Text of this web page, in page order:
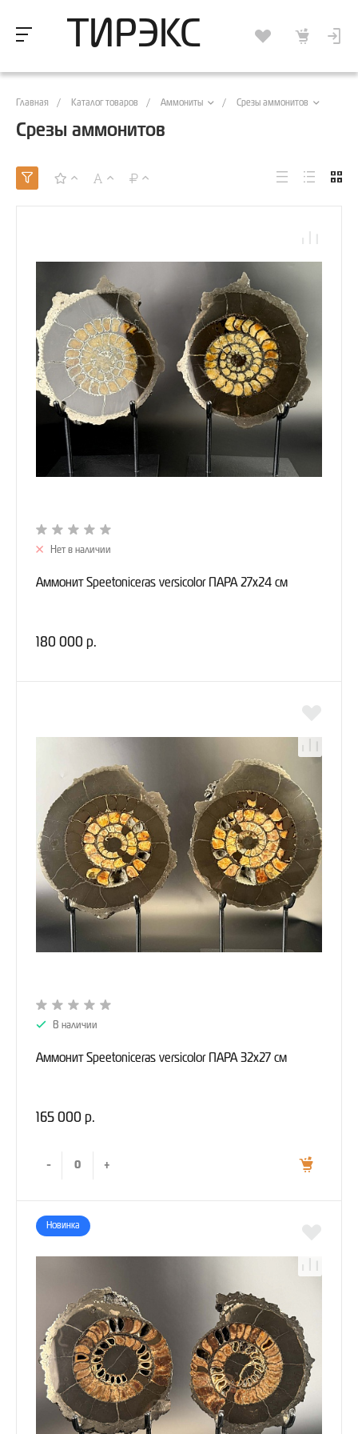
ТИРЭКС
Главная / Каталог товаров / Аммониты / Срезы аммонитов
Срезы аммонитов
Нет в наличии
Аммонит Speetoniceras versicolor ПАРА 27х24 см
180 000 р.
В наличии
Аммонит Speetoniceras versicolor ПАРА 32х27 см
165 000 р.
- +
Новинка